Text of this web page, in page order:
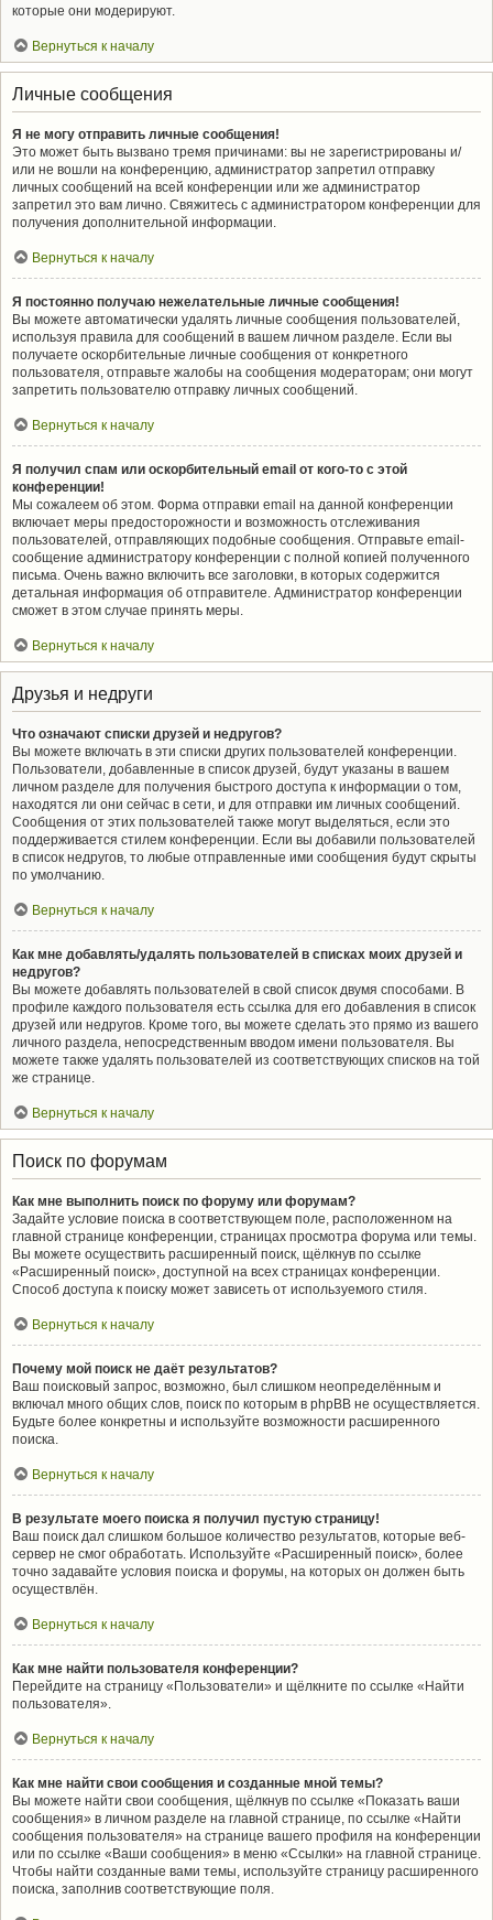
которые они модерируют.
Вернуться к началу
Личные сообщения
Я не могу отправить личные сообщения!
Это может быть вызвано тремя причинами: вы не зарегистрированы и/
или не вошли на конференцию, администратор запретил отправку
личных сообщений на всей конференции или же администратор
запретил это вам лично. Свяжитесь с администратором конференции для
получения дополнительной информации.
Вернуться к началу
Я постоянно получаю нежелательные личные сообщения!
Вы можете автоматически удалять личные сообщения пользователей,
используя правила для сообщений в вашем личном разделе. Если вы
получаете оскорбительные личные сообщения от конкретного
пользователя, отправьте жалобы на сообщения модераторам; они могут
запретить пользователю отправку личных сообщений.
Вернуться к началу
Я получил спам или оскорбительный email от кого-то с этой
конференции!
Мы сожалеем об этом. Форма отправки email на данной конференции
включает меры предосторожности и возможность отслеживания
пользователей, отправляющих подобные сообщения. Отправьте email-
сообщение администратору конференции с полной копией полученного
письма. Очень важно включить все заголовки, в которых содержится
детальная информация об отправителе. Администратор конференции
сможет в этом случае принять меры.
Вернуться к началу
Друзья и недруги
Что означают списки друзей и недругов?
Вы можете включать в эти списки других пользователей конференции.
Пользователи, добавленные в список друзей, будут указаны в вашем
личном разделе для получения быстрого доступа к информации о том,
находятся ли они сейчас в сети, и для отправки им личных сообщений.
Сообщения от этих пользователей также могут выделяться, если это
поддерживается стилем конференции. Если вы добавили пользователей
в список недругов, то любые отправленные ими сообщения будут скрыты
по умолчанию.
Вернуться к началу
Как мне добавлять/удалять пользователей в списках моих друзей и
недругов?
Вы можете добавлять пользователей в свой список двумя способами. В
профиле каждого пользователя есть ссылка для его добавления в список
друзей или недругов. Кроме того, вы можете сделать это прямо из вашего
личного раздела, непосредственным вводом имени пользователя. Вы
можете также удалять пользователей из соответствующих списков на той
же странице.
Вернуться к началу
Поиск по форумам
Как мне выполнить поиск по форуму или форумам?
Задайте условие поиска в соответствующем поле, расположенном на
главной странице конференции, страницах просмотра форума или темы.
Вы можете осуществить расширенный поиск, щёлкнув по ссылке
«Расширенный поиск», доступной на всех страницах конференции.
Способ доступа к поиску может зависеть от используемого стиля.
Вернуться к началу
Почему мой поиск не даёт результатов?
Ваш поисковый запрос, возможно, был слишком неопределённым и
включал много общих слов, поиск по которым в phpBB не осуществляется.
Будьте более конкретны и используйте возможности расширенного
поиска.
Вернуться к началу
В результате моего поиска я получил пустую страницу!
Ваш поиск дал слишком большое количество результатов, которые веб-
сервер не смог обработать. Используйте «Расширенный поиск», более
точно задавайте условия поиска и форумы, на которых он должен быть
осуществлён.
Вернуться к началу
Как мне найти пользователя конференции?
Перейдите на страницу «Пользователи» и щёлкните по ссылке «Найти
пользователя».
Вернуться к началу
Как мне найти свои сообщения и созданные мной темы?
Вы можете найти свои сообщения, щёлкнув по ссылке «Показать ваши
сообщения» в личном разделе на главной странице, по ссылке «Найти
сообщения пользователя» на странице вашего профиля на конференции
или по ссылке «Ваши сообщения» в меню «Ссылки» на главной странице.
Чтобы найти созданные вами темы, используйте страницу расширенного
поиска, заполнив соответствующие поля.